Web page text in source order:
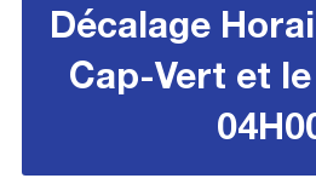
Décalage
Cap-Vert et